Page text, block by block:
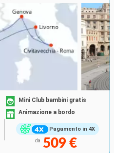
Pagamento in 4X
Mini Club bambini gratis
Animazione a bordo
da 509 €